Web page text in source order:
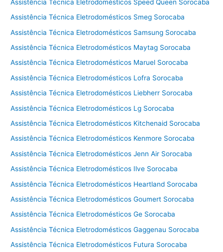
Assistência Técnica Eletrodomésticos Speed Queen Sorocaba
Assistência Técnica Eletrodomésticos Smeg Sorocaba
Assistência Técnica Eletrodomésticos Samsung Sorocaba
Assistência Técnica Eletrodomésticos Maytag Sorocaba
Assistência Técnica Eletrodomésticos Maruel Sorocaba
Assistência Técnica Eletrodomésticos Lofra Sorocaba
Assistência Técnica Eletrodomésticos Liebherr Sorocaba
Assistência Técnica Eletrodomésticos Lg Sorocaba
Assistência Técnica Eletrodomésticos Kitchenaid Sorocaba
Assistência Técnica Eletrodomésticos Kenmore Sorocaba
Assistência Técnica Eletrodomésticos Jenn Air Sorocaba
Assistência Técnica Eletrodomésticos Ilve Sorocaba
Assistência Técnica Eletrodomésticos Heartland Sorocaba
Assistência Técnica Eletrodomésticos Goumert Sorocaba
Assistência Técnica Eletrodomésticos Ge Sorocaba
Assistência Técnica Eletrodomésticos Gaggenau Sorocaba
Assistência Técnica Eletrodomésticos Futura Sorocaba